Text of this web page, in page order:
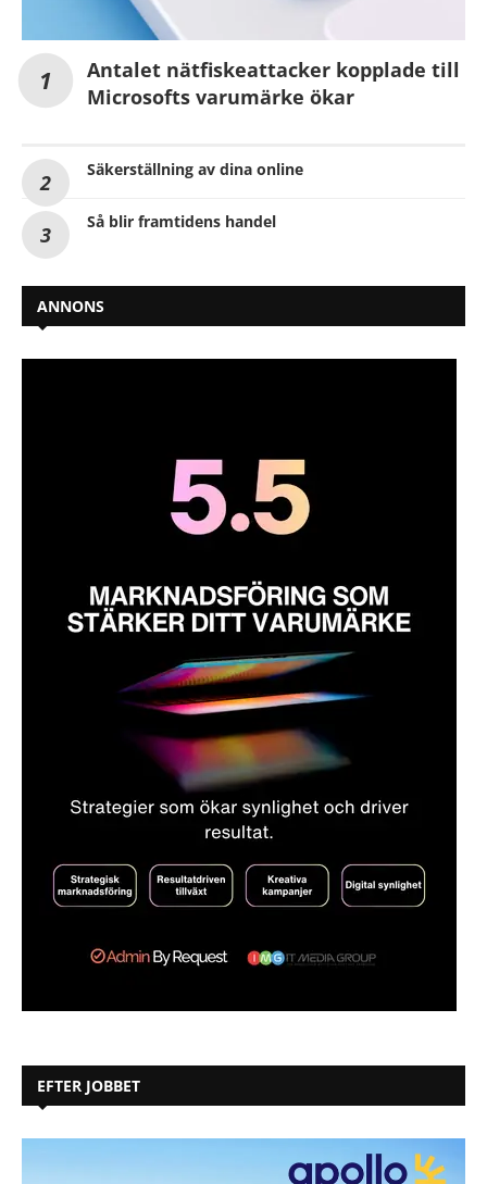
Antalet nätfiskeattacker kopplade till
Microsofts varumärke ökar
Säkerställning av dina online
Så blir framtidens handel
ANNONS
EFTER JOBBET